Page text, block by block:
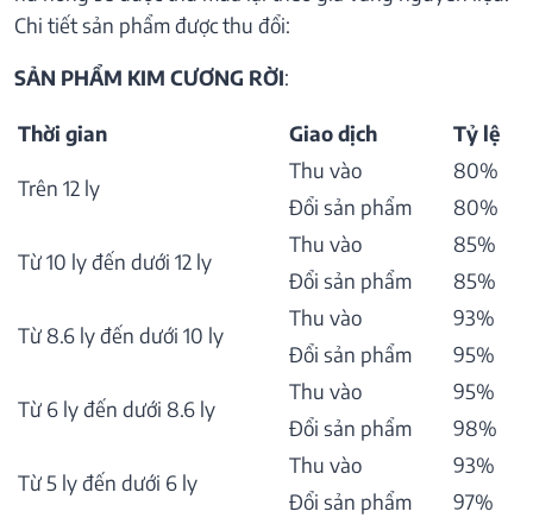
Chi tiết sản phẩm được thu đổi:
SẢN PHẨM KIM CƯƠNG RỜI:
Thời gian Giao dịch Tỷ lệ
Trên 12 ly
Thu vào
80%
Đổi sản phẩm
80%
Từ 10 ly đến dưới 12 ly
Thu vào
85%
Đổi sản phẩm
85%
Từ 8.6 ly đến dưới 10 ly
Thu vào
93%
Đổi sản phẩm
95%
Từ 6 ly đến dưới 8.6 ly
Thu vào
95%
Đổi sản phẩm
98%
Từ 5 ly đến dưới 6 ly
Thu vào
93%
Đổi sản phẩm
97%